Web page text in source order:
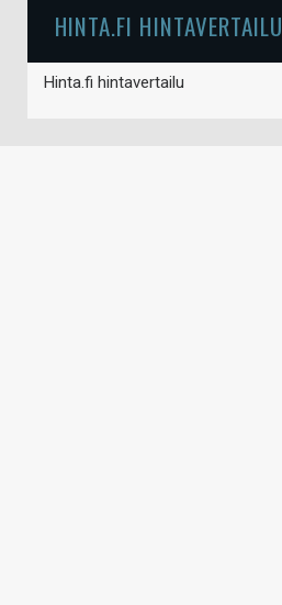
HINTA.FI HINTAVERTAILU
Hinta.fi hintavertailu